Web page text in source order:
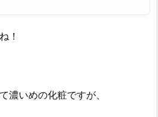
！
濃いめの化粧ですが、